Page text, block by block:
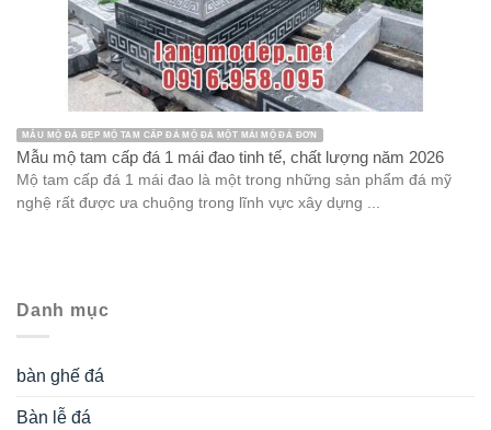
MẪU MỘ ĐÁ ĐẸP MỘ TAM CẤP ĐÁ MỘ ĐÁ MỘT MÁI MỘ ĐÁ ĐƠN
Mẫu mộ tam cấp đá 1 mái đao tinh tế, chất lượng năm 2026
Mộ tam cấp đá 1 mái đao là một trong những sản phẩm đá mỹ
nghệ rất được ưa chuộng trong lĩnh vực xây dựng ...
Danh mục
bàn ghế đá
Bàn lễ đá